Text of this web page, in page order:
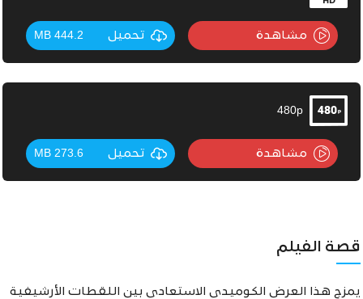
مشاهدة تحميل 444.2 MB
480p
مشاهدة تحميل 273.6 MB
قصة الفيلم
يمزج هذا العرض الكوميدي الاستعادي بين اللقطات الأرشيفية